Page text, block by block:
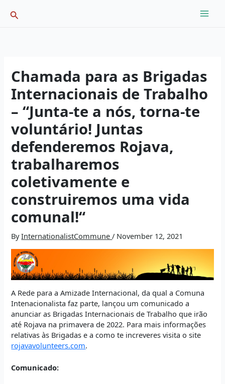
Search
Chamada para as Brigadas
Internacionais de Trabalho
– “Junta-te a nós, torna-te
voluntário! Juntas
defenderemos Rojava,
trabalharemos
coletivamente e
construiremos uma vida
comunal!“
ByInternationalistCommune/ November 12, 2021
A Rede para a Amizade Internacional, da qual a Comuna
Intenacionalista faz parte, lançou um comunicado a
anunciar as Brigadas Internacionais de Trabalho que irão
até Rojava na primavera de 2022. Para mais informações
relativas às Brigadas e a como te increveres visita o site
rojavavolunteers.com.
Comunicado: